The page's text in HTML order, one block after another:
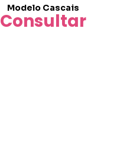
Modelo Cascais
Consultar